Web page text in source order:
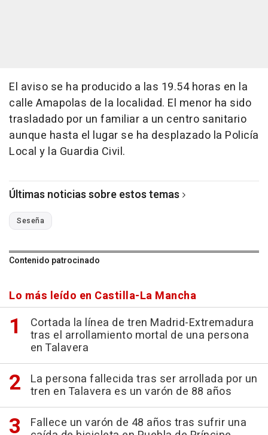
El aviso se ha producido a las 19.54 horas en la
calle Amapolas de la localidad. El menor ha sido
trasladado por un familiar a un centro sanitario
aunque hasta el lugar se ha desplazado la Policía
Local y la Guardia Civil.
Últimas noticias sobre estos temas
Seseña
Contenido patrocinado
Lo más leído en Castilla-La Mancha
Cortada la línea de tren Madrid-Extremadura
tras el arrollamiento mortal de una persona
en Talavera
La persona fallecida tras ser arrollada por un
tren en Talavera es un varón de 88 años
Fallece un varón de 48 años tras sufrir una